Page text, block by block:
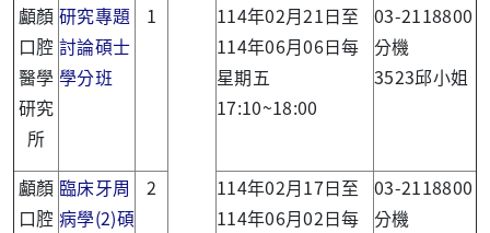
顱顏
口腔
醫學
研究
所
研究專題
討論碩士
學分班
1
114年02月21日至
114年06月06日每
星期五
17:10~18:00
03-2118800
分機
3523邱小姐
顱顏
口腔
臨床牙周
病學(2)碩
2
114年02月17日至
114年06月02日每
03-2118800
分機